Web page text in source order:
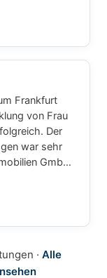
Frankfurt
von Frau
Der
war sehr
GmbH
· Alle